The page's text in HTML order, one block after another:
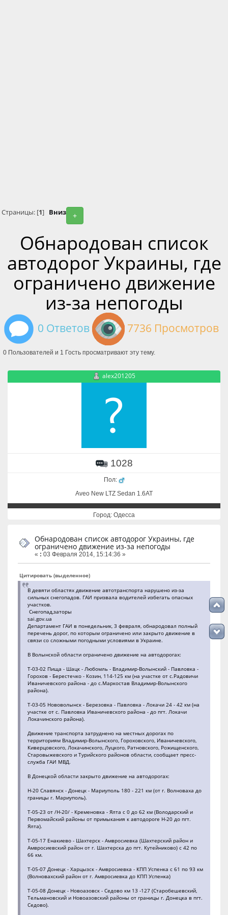
+
Страницы: [1] Вниз
Обнародован список
автодорог Украины, где
ограничено движение
из-за непогоды
0 Ответов 7736 Просмотров
0 Пользователей и 1 Гость просматривают эту тему.
alex201205
1028
Пол:
Aveo New LTZ Sedan 1.6AT
Город: Одесса
Обнародован список автодорог Украины, где
ограничено движение из-за непогоды
« : 03 Февраля 2014, 15:14:36 »
Цитировать (выделенное)
В девяти областях движение автотранспорта нарушено из-за
сильных снегопадов. ГАИ призвала водителей избегать опасных
участков.
Снегопад,заторы
sai.gov.ua
Департамент ГАИ в понедельник, 3 февраля, обнародовал полный
перечень дорог, по которым ограничено или закрыто движение в
связи со сложными погодными условиями в Украине.
В Волынской области ограничено движение на автодорогах:
Т-03-02 Пища - Шацк - Любомль - Владимир-Волынский - Павловка -
Горохов - Берестечко - Козин, 114-125 км (на участке от с.Радовичи
Иваничевского района - до с.Маркостав Владимир-Волынского
района).
Т-03-05 Нововолынск - Березовка - Павловка - Локачи 24 - 42 км (на
участке от с. Павловка Иваничевского района - до пгт. Локачи
Локачинского района).
Движение транспорта затруднено на местных дорогах по
территориям Владимир-Волынского, Гороховского, Иваничевского,
Киверцовского, Локачинского, Луцкого, Ратновского, Рожищенского,
Старовыжевского и Турийского районов области, сообщает пресс-
служба ГАИ МВД.
В Донецкой области закрыто движение на автодорогах:
Н-20 Славянск - Донецк - Мариуполь 180 - 221 км (от г. Волноваха до
границы г. Мариуполь).
Т-05-23 от /Н-20/ - Кременовка - Ялта с 0 до 62 км (Володарский и
Первомайский районы от примыкания к автодороге Н-20 до пгт.
Ялта).
Т-05-17 Енакиево - Шахтерск - Амвросиевка (Шахтерский район и
Амвросиевский район от г. Шахтерска до пгт. Кутейниково) с 42 по
66 км.
Т-05-07 Донецк - Харцызск - Амвросиевка - КПП Успенка с 61 по 93 км
(Волновахский район от г. Амвросиевка до КПП Успенка)
Т-05-08 Донецк - Новоазовск - Седово км 13 -127 (Старобешевский,
Тельмановский и Новоазовский районы от границы г. Донецка в пгт.
Седово).